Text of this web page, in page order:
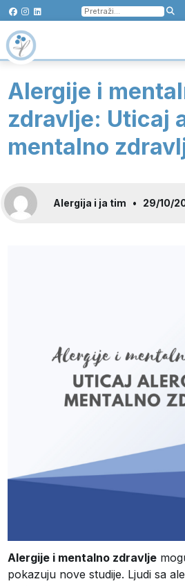
Pretraga
za:
Alergije i
zdravlje: Uticaj
mentalno
Alergija i ja tim • 29/10/
Alergije i mentalno zdravlje
pokazuju nove studije. Ljudi sa